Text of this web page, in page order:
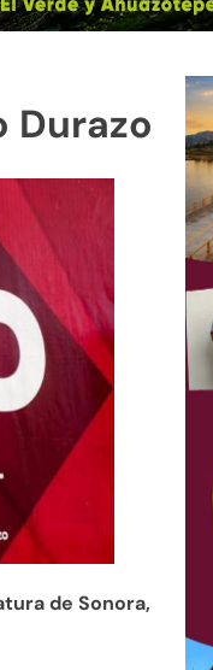
Durazo
de Sonora,